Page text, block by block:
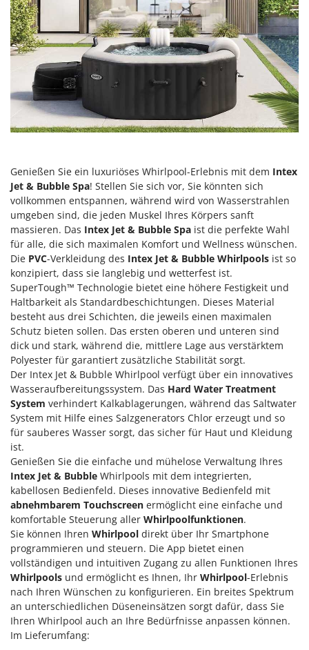
P
Palettengabeln für Traktoren
Pelletpressen
Pflüge für Traktor
Planierschilder für Traktoren
Plasmaschneider
Poolroboter
Poolstaubsauger
R
Rasenmäher
Rasensodenschneider
Rasentraktoren Aufsitzmäher
Rasentrimmer - Kantenschneider
Rasentrimmer - Motorsensen - Freischneider
Rührtöpfe mit Elektrischem Rührwerk
Rupfmaschinen
S
Sämaschinen und Düngerstreuer
Scheibenpflüge
Schneefräsen
Schneeräumer
Schrotmühlen - elektrisch
Schwader für Traktoren
Schweißgeräte
Seilwinden - Motorseilwinden
Sichelmähwerke für Traktoren
Sichelmulcher für Traktoren
Sortierer für Oliven
Sprühgeräte für Pflanzenbehandlung
Stäubegeräte für Traktor
Forest Master
Francini
G3 Ferrari
Gardena
Garofalo
GeoTech
Gierre
Ginko - MGM
Gipeco
Girmi
Goodyear
GRAEF
Gre
GreenBay
Greenworks
GRIFO
GVS
GYS
H
Helvi
Henx
HiKOKI
Honda
I
Idromatic
Il-Tec
Imperia
Infaco
Genießen Sie ein luxuriöses Whirlpool-Erlebnis mit dem Intex
Jet & Bubble Spa! Stellen Sie sich vor, Sie könnten sich
vollkommen entspannen, während wird von Wasserstrahlen
umgeben sind, die jeden Muskel Ihres Körpers sanft
massieren. Das Intex Jet & Bubble Spa ist die perfekte Wahl
für alle, die sich maximalen Komfort und Wellness wünschen.
Die PVC-Verkleidung des Intex Jet & Bubble Whirlpools ist so
konzipiert, dass sie langlebig und wetterfest ist.
SuperTough™ Technologie bietet eine höhere Festigkeit und
Haltbarkeit als Standardbeschichtungen. Dieses Material
besteht aus drei Schichten, die jeweils einen maximalen
Schutz bieten sollen. Das ersten oberen und unteren sind
dick und stark, während die, mittlere Lage aus verstärktem
Polyester für garantiert zusätzliche Stabilität sorgt.
Der Intex Jet & Bubble Whirlpool verfügt über ein innovatives
Wasseraufbereitungssystem. Das Hard Water Treatment
System verhindert Kalkablagerungen, während das Saltwater
System mit Hilfe eines Salzgenerators Chlor erzeugt und so
für sauberes Wasser sorgt, das sicher für Haut und Kleidung
ist.
Genießen Sie die einfache und mühelose Verwaltung Ihres
Intex Jet & Bubble Whirlpools mit dem integrierten,
kabellosen Bedienfeld. Dieses innovative Bedienfeld mit
abnehmbarem Touchscreen ermöglicht eine einfache und
komfortable Steuerung aller Whirlpoolfunktionen.
Sie können Ihren Whirlpool direkt über Ihr Smartphone
programmieren und steuern. Die App bietet einen
vollständigen und intuitiven Zugang zu allen Funktionen Ihres
Whirlpools und ermöglicht es Ihnen, Ihr Whirlpool-Erlebnis
nach Ihren Wünschen zu konfigurieren. Ein breites Spektrum
an unterschiedlichen Düseneinsätzen sorgt dafür, dass Sie
Ihren Whirlpool auch an Ihre Bedürfnisse anpassen können.
Im Lieferumfang: